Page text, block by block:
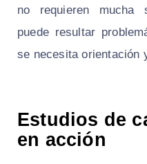
no requieren mucha
puede resultar
se necesita orientación
Estudios de
en acción